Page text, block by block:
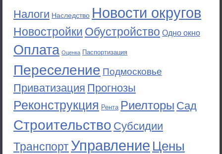
Налоги Наследство Новости округов
Новостройки Обустройство Одно окно
Оплата Оценка Паспортизация
Переселение Подмосковье
Приватизация Прогнозы
Реконструкция Рента Риелторы Сад
Строительство Субсидии
ТранспортУправление Цены